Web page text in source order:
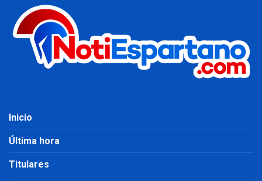
Inicio
Última hora
Titulares